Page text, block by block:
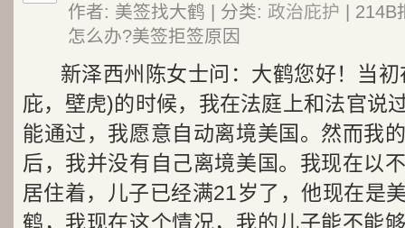
作者: 美签找大鹤 | 分类: 政治庇护 |
怎么办?美签拒签原因
新泽西州陈女士问：大鹤您好！当
庇，壁虎)的时候，我在法庭上和法官说
能通过，我愿意自动离境美国。然而我
后，我并没有自己离境美国。我现在以
居住着，儿子已经满21岁了，他现在是
鹤，我现在这个情况，我的儿子能不能